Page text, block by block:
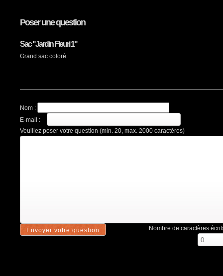
Poser une question
Sac "Jardin Fleuri 1"
Grand sac coloré.
Nom :
E-mail :
Veuillez poser votre question (min. 20, max. 2000 caractères)
Nombre de caractères